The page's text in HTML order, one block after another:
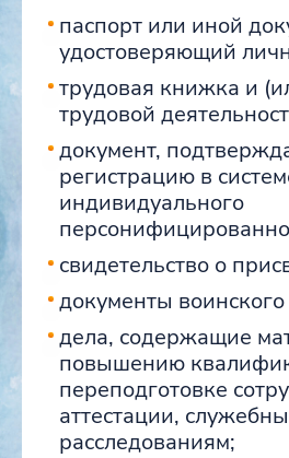
паспорт или иной
удостоверяющий
трудовая книжка и
трудовой
документ,
регистрацию в
индивидуального
свидетельство о
документы воинского
дела, содержащие
повышению
переподготовке
аттестации,
расследованиям;